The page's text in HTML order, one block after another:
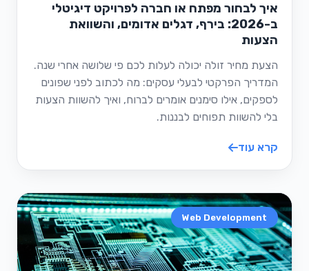
איך לבחור מפתח או חברה לפרויקט דיגיטלי
ב-2026: בירף, דגלים אדומים, והשוואת
הצעות
הצעת מחיר זולה יכולה לעלות לכם פי שלושה אחרי שנה.
המדריך הפרקטי לבעלי עסקים: מה לכתוב לפני שפונים
לספקים, אילו סימנים אומרים לברוח, ואיך להשוות הצעות
בלי להשוות תפוחים לבננות.
קרא עוד
Web Development